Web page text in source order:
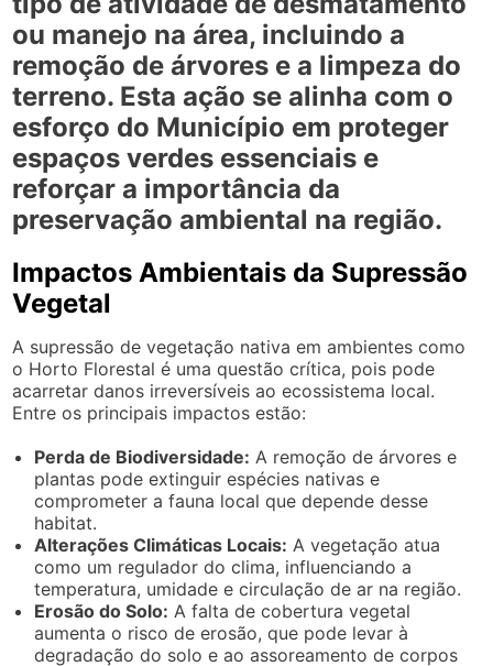
ou manejo na área, incluindo a
remoção de árvores e a limpeza do
terreno. Esta ação se alinha com o
esforço do Município em proteger
espaços verdes essenciais e
reforçar a importância da
preservação ambiental na região.
Impactos Ambientais da Supressão
Vegetal
A supressão de vegetação nativa em ambientes como
o Horto Florestal é uma questão crítica, pois pode
acarretar danos irreversíveis ao ecossistema local.
Entre os principais impactos estão:
Perda de Biodiversidade: A remoção de árvores e
plantas pode extinguir espécies nativas e
comprometer a fauna local que depende desse
habitat.
Alterações Climáticas Locais: A vegetação atua
como um regulador do clima, influenciando a
temperatura, umidade e circulação de ar na região.
Erosão do Solo: A falta de cobertura vegetal
aumenta o risco de erosão, que pode levar à
degradação do solo e ao assoreamento de corpos